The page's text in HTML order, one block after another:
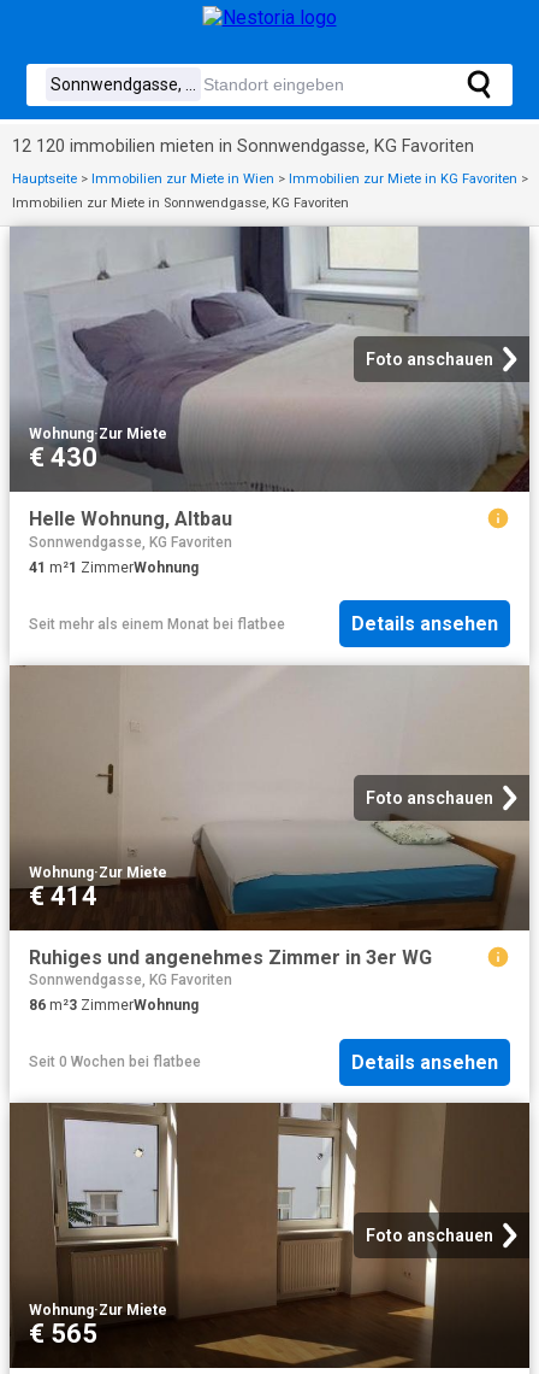
12 120 immobilien mieten in Sonnwendgasse, KG Favoriten
Hauptseite > Immobilien zur Miete in Wien > Immobilien zur Miete in KG Favoriten >
Immobilien zur Miete in Sonnwendgasse, KG Favoriten
Foto anschauen
Wohnung·Zur Miete
€ 430
Helle Wohnung, Altbau
Sonnwendgasse, KG Favoriten
41 m²1 ZimmerWohnung
Seit mehr als einem Monat bei flatbee Details ansehen
Foto anschauen
Wohnung·Zur Miete
€ 414
Ruhiges und angenehmes Zimmer in 3er WG
Sonnwendgasse, KG Favoriten
86 m²3 ZimmerWohnung
Seit 0 Wochen bei flatbee Details ansehen
Foto anschauen
Wohnung·Zur Miete
€ 565